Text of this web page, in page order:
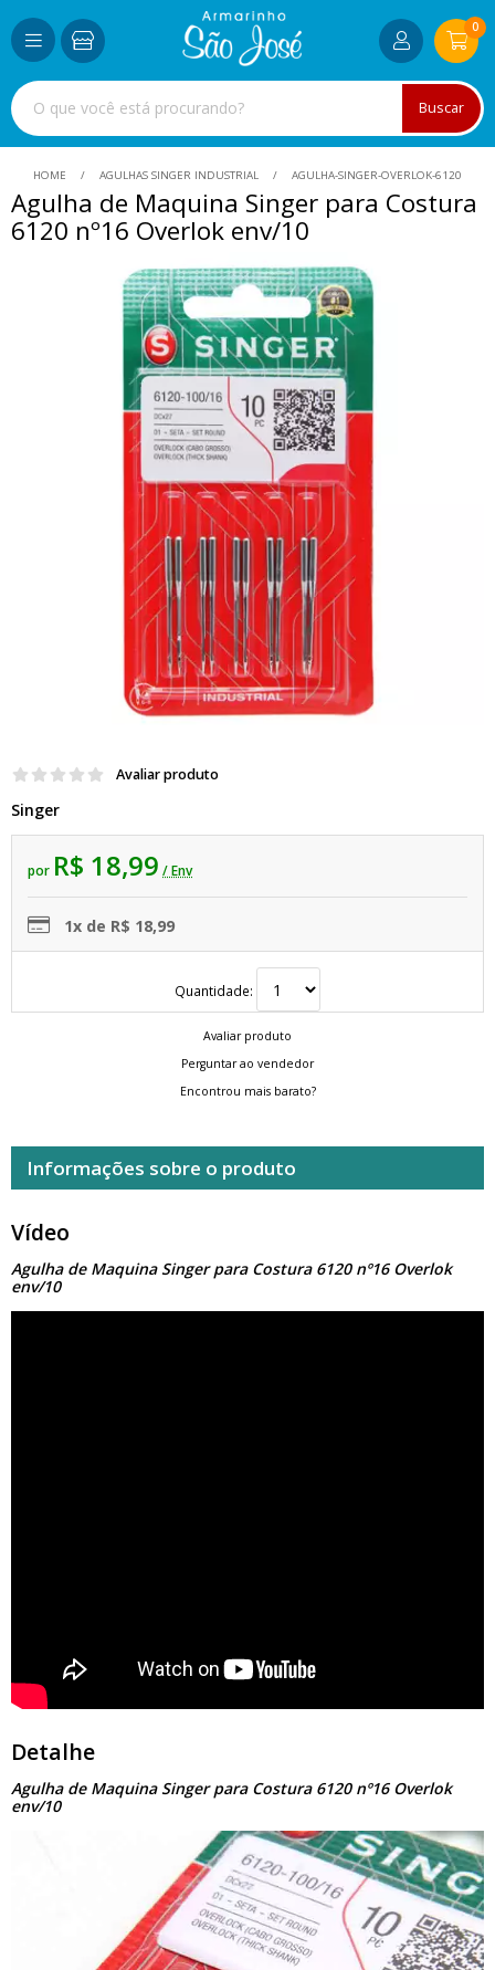
Buscar
0
HOME AGULHAS SINGER INDUSTRIAL AGULHA-SINGER-OVERLOK-6120
Agulha de Maquina Singer para Costura
6120 nº16 Overlok env/10
Avaliar produto
Singer
por R$ 18,99 / Env
1x de R$ 18,99
Quantidade:
Avaliar produto
Perguntar ao vendedor
Encontrou mais barato?
Informações sobre o produto
Vídeo
Agulha de Maquina Singer para Costura 6120 nº16 Overlok
env/10
Detalhe
Agulha de Maquina Singer para Costura 6120 nº16 Overlok
env/10